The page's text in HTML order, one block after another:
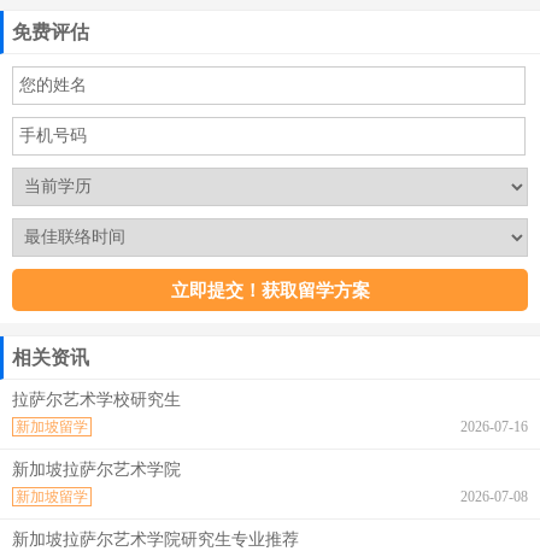
免费评估
相关资讯
拉萨尔艺术学校研究生
2026-07-16
新加坡留学
新加坡拉萨尔艺术学院
2026-07-08
新加坡留学
新加坡拉萨尔艺术学院研究生专业推荐